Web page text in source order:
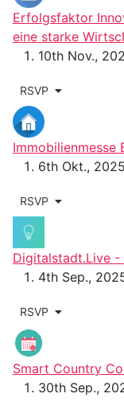
Erfolgsfaktor
eine starke
10th Nov.,
RSVP
Immobilien­messe
6th Okt.,
RSVP
Digitalstadt.Live -
4th Sep.,
RSVP
Smart Country
30th Sep.,